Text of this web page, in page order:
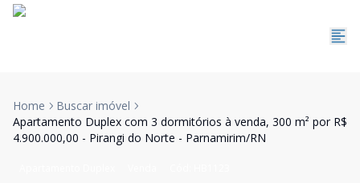
Home
Buscar imóvel
Apartamento Duplex com 3 dormitórios à venda, 300 m² por R$
4.900.000,00 - Pirangi do Norte - Parnamirim/RN